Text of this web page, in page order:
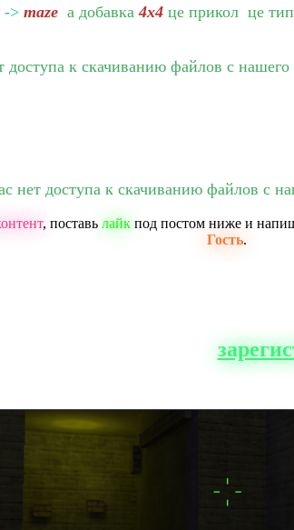
-> maze а добавка 4х4 це прикол це
доступа к скачиванию файлов с нашего
нет доступа к скачиванию файлов с
, поставь лайкпод постом ниже и
Гость.
сайта, вам нужно